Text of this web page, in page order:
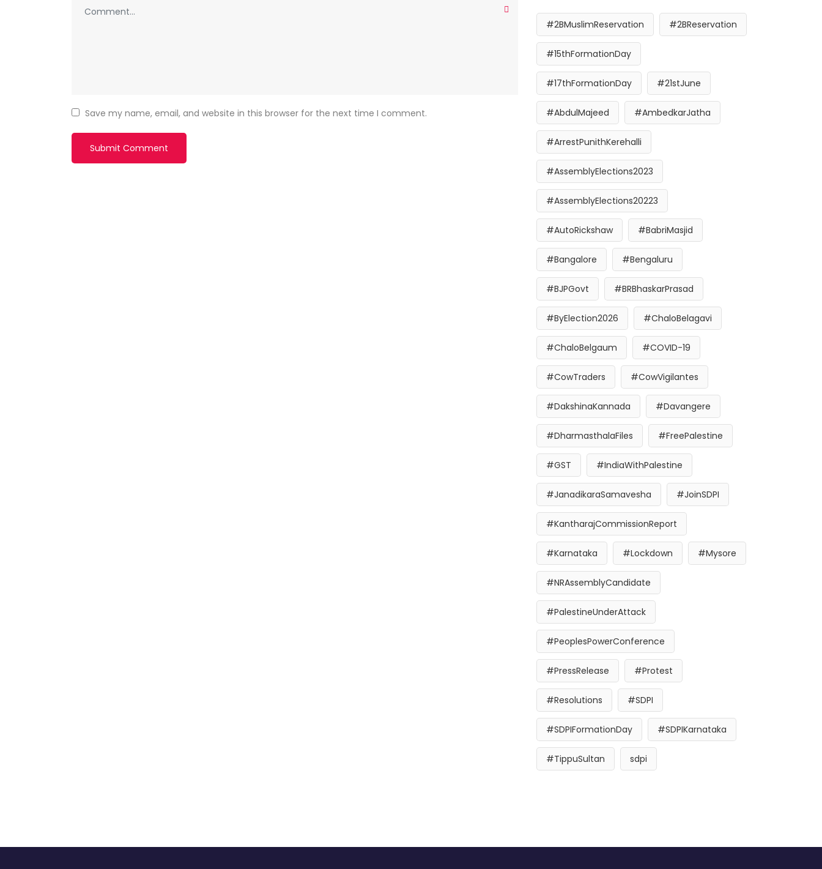
Save my name, email, and website in this browser for the next time I comment.
#2BMuslimReservation #2BReservation
#15thFormationDay
#17thFormationDay #21stJune
#AbdulMajeed #AmbedkarJatha
#ArrestPunithKerehalli
#AssemblyElections2023
#AssemblyElections20223
#AutoRickshaw #BabriMasjid
#Bangalore #Bengaluru
#BJPGovt #BRBhaskarPrasad
#ByElection2026 #ChaloBelagavi
#ChaloBelgaum #COVID-19
#CowTraders #CowVigilantes
#DakshinaKannada #Davangere
#DharmasthalaFiles #FreePalestine
#GST #IndiaWithPalestine
#JanadikaraSamavesha #JoinSDPI
#KantharajCommissionReport
#Karnataka #Lockdown #Mysore
#NRAssemblyCandidate
#PalestineUnderAttack
#PeoplesPowerConference
#PressRelease #Protest
#Resolutions #SDPI
#SDPIFormationDay #SDPIKarnataka
#TippuSultan sdpi